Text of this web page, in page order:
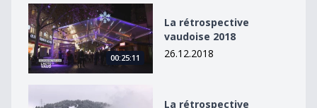
La rétrospective vaudoise 2018
00:25:11
La rétrospective
vaudoise 2018
26.12.2018
La rétrospective